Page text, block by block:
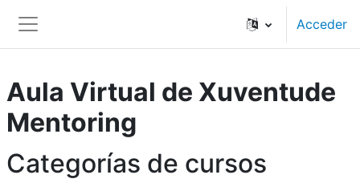
Panel lateral
Acceder
Aula Virtual de Xuventude
Mentoring
Categorías de cursos